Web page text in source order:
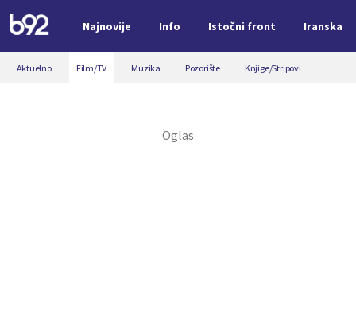
Najnovije Info Istočni front Iranska
Nova vest
Aktuelno Film/TV Muzika Pozorište Knjige/Stripovi